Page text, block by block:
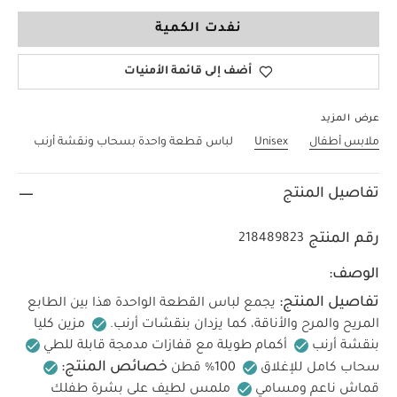
نفدت الكمية
أضف إلى قائمة الأمنيات
عرض المزيد
ملابس أطفال Unisex لباس قطعة واحدة بسحاب ونقشة أرنب
تفاصيل المنتج
رقم المنتج 218489823
الوصف:
تفاصيل المنتج: يجمع لباس القطعة الواحدة هذا بين الطابع
المريح والمرح والأناقة، كما يزدان بنقشات أرنب.
مزين كليا
بنقشة أرنب
أكمام طويلة مع قفازات مدمجة قابلة للطي
سحاب كامل للإغلاق
100% قطن خصائص المنتج:
قماش ناعم ومسامي
ملمس لطيف على بشرة طفلك